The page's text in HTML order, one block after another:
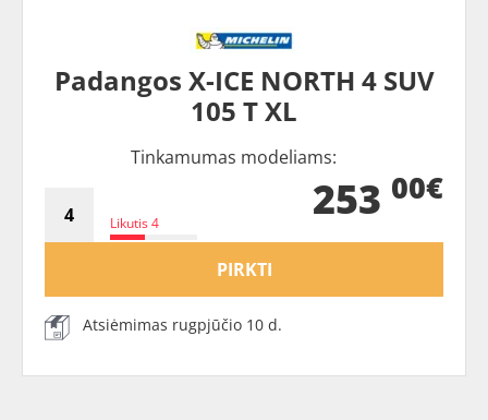
Padangos X-ICE NORTH 4 SUV
105 T XL
Tinkamumas modeliams:
Likutis 4 253 00€
PIRKTI
Atsiėmimas rugpjūčio 10 d.